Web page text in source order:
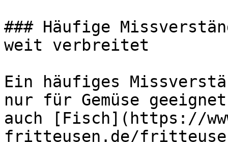
### Häufige
weit verbreitet
Ein häufiges
nur für Gemüse
auch [Fisch](https://
fritteusen.de/